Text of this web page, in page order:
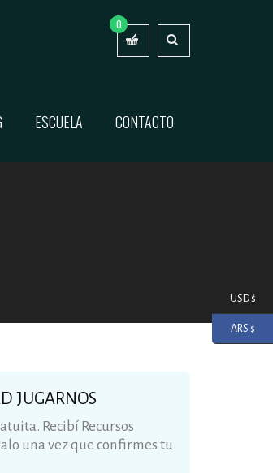
0
ESCUELA CONTACTO
JUGARNOS
Recibí Recursos
una vez que confirmes tu
USD $
ARS $